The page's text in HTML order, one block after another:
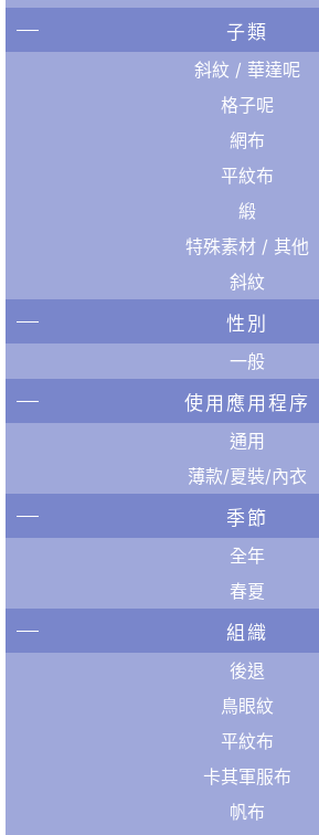
子類
斜紋 / 華達呢
格子呢
網布
平紋布
緞
特殊素材 / 其他
斜紋
性別
一般
使用應用程序
通用
薄款/夏裝/內衣
季節
全年
春夏
組織
後退
鳥眼紋
平紋布
卡其軍服布
帆布